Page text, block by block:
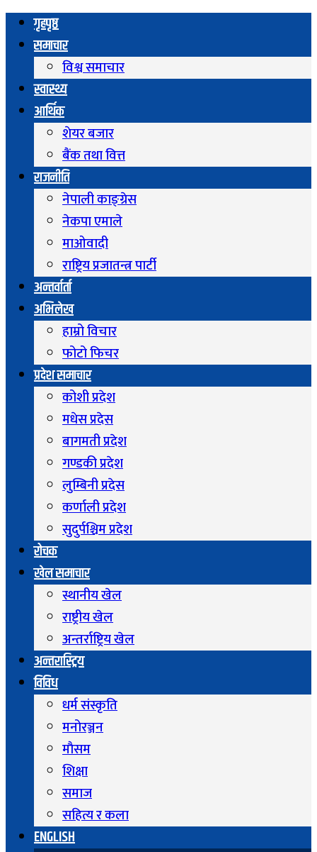
गृहपृष्ठ
समाचार
विश्व समाचार
स्वास्थ्य
आर्थिक
शेयर बजार
बैंक तथा वित्त
राजनीति
नेपाली काङ्ग्रेस
नेकपा एमाले
माओवादी
राष्ट्रिय प्रजातन्त्र पार्टी
अन्तर्वार्ता
अभिलेख
हाम्रो विचार
फोटो फिचर
प्रदेश समाचार
कोशी प्रदेश
मधेस प्रदेस
बागमती प्रदेश
गण्डकी प्रदेश
लुम्बिनी प्रदेस
कर्णाली प्रदेश
सुदुर्पश्चिम प्रदेश
रोचक
खेल समाचार
स्थानीय खेल
राष्ट्रीय खेल
अन्तर्राष्ट्रिय खेल
अन्तरास्ट्रिय
विविध
धर्म संस्कृति
मनोरञ्जन
माैसम
शिक्षा
समाज
सहित्य र कला
ENGLISH